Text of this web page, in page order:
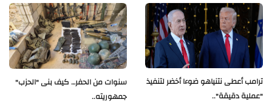
سنوات من الحفر… كيف بنى "الحزب"
جمهوريته..
ترامب أعطى نتنياهو ضوءا أخضر لتنفيذ
"عملية دقيقة"..